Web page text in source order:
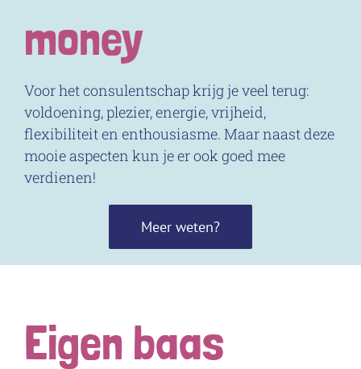
money
Voor het consulentschap krijg je veel terug:
voldoening, plezier, energie, vrijheid,
flexibiliteit en enthousiasme. Maar naast deze
mooie aspecten kun je er ook goed mee
verdienen!
Meer weten?
Eigen baas